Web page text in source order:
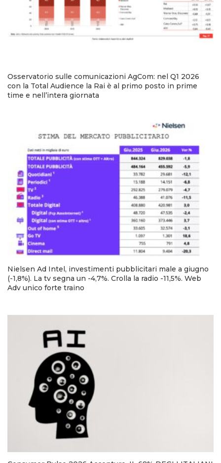
Osservatorio sulle comunicazioni AgCom: nel Q1 2026
con la Total Audience la Rai è al primo posto in prime
time e nell’intera giornata
Nielsen Ad Intel, investimenti pubblicitari male a giugno
(-1,8%). La tv segna un -4,7%. Crolla la radio -11,5%. Web
Adv unico forte traino